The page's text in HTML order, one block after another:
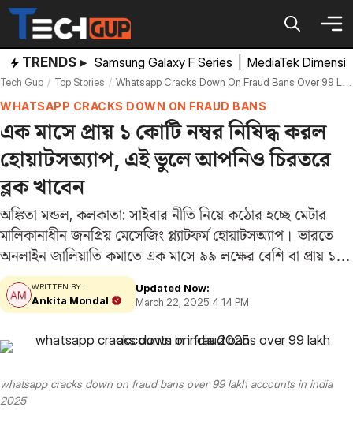
Skip
content
TRENDS ▸ Samsung Galaxy F Series MediaTek
Tech Gup Top Stories Whatsapp Cracks Down On Fraud Bans Over 99 Lakh Accounts In India 2025
WHATSAPP CRACKS DOWN ON FRAUD BANS
এক মাসে প্রায় ১ কোটি নম্বর নিষিদ্ধ করল
হোয়াটসঅ্যাপ, এই ভুলে আপনিও চিরতরে
ব্লক খাবেন
অঙ্কিতা মন্ডল, কলকাতা: সাইবার নীতি নিয়ে কঠোর হচ্ছে মেটার
মালিকানাধীন জনপ্রিয় মেসেজিং প্ল্যাটফর্ম হোয়াটসঅ্যাপ। ভারতে
অনলাইন জালিয়াতি কমাতে এক মাসে ৯৯ লক্ষের বেশি বা প্রায় ১
কোটি ভারতীয়দের অ্যাকাউন্ট নিষিদ্ধ করে তাদের প্ল্যাটফর্মের
অপব্যবহার রোধে কড়া বার্তা দিয়েছে। এর মধ্যে…
WRITTEN BY :
Ankita Mondal
Updated Now:
March 22, 2025 4:14 PM
whatsapp cracks down on fraud bans over 99 lakh accounts in india
2025